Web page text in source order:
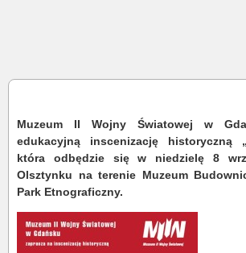
Muzeum II Wojny Światowej w
edukacyjną inscenizację historyczną
która odbędzie się w niedzielę 8
Olsztynku na terenie Muzeum
Park Etnograficzny.